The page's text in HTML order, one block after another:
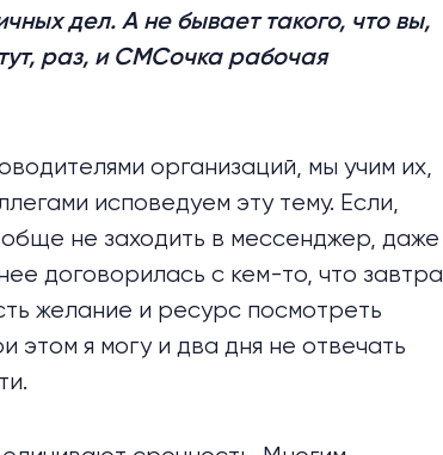
дел. А не бывает такого, что вы,
раз, и СМСочка рабочая
организаций, мы учим их,
исповедуем эту тему. Если,
не заходить в мессенджер, даже
договорилась с кем-то, что завтра
желание и ресурс посмотреть
этом я могу и два дня не отвечать